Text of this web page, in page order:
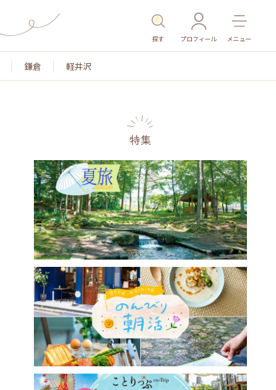
探す プロフィール メニュー
鎌倉 軽井沢
名所・旧跡 温泉・スパ その他施設 ごはん
特集